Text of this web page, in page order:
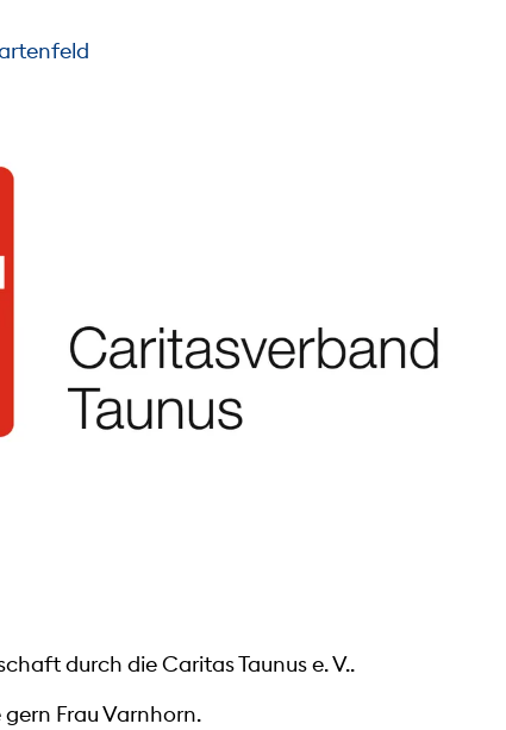
durch die Caritas Taunus e. V..
Frau Varnhorn.